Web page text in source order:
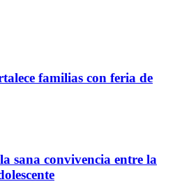
familias con feria de
sana convivencia entre la